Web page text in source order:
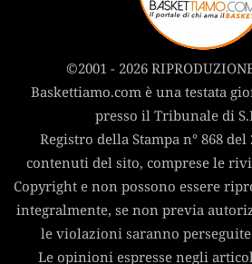
©2001 - 2026
Baskettiamo.com è una testata
presso il Tribunale di
Registro della Stampa n° 868 del
contenuti del sito, comprese le
Copyright e non possono essere
integralmente, se non previa
le violazioni saranno
Le opinioni espresse negli